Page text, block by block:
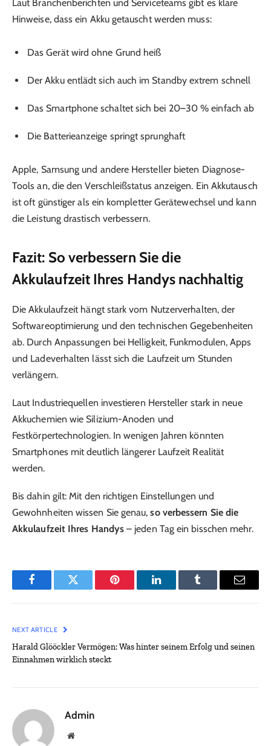
Laut Branchenberichten und Serviceteams gibt es klare
Hinweise, dass ein Akku getauscht werden muss:
Das Gerät wird ohne Grund heiß
Der Akku entlädt sich auch im Standby extrem schnell
Das Smartphone schaltet sich bei 20–30 % einfach ab
Die Batterieanzeige springt sprunghaft
Apple, Samsung und andere Hersteller bieten Diagnose-
Tools an, die den Verschleißstatus anzeigen. Ein Akkutausch
ist oft günstiger als ein kompletter Gerätewechsel und kann
die Leistung drastisch verbessern.
Fazit: So verbessern Sie die
Akkulaufzeit Ihres Handys nachhaltig
Die Akkulaufzeit hängt stark vom Nutzerverhalten, der
Softwareoptimierung und den technischen Gegebenheiten
ab. Durch Anpassungen bei Helligkeit, Funkmodulen, Apps
und Ladeverhalten lässt sich die Laufzeit um Stunden
verlängern.
Laut Industriequellen investieren Hersteller stark in neue
Akkuchemien wie Silizium-Anoden und
Festkörpertechnologien. In wenigen Jahren könnten
Smartphones mit deutlich längerer Laufzeit Realität
werden.
Bis dahin gilt: Mit den richtigen Einstellungen und
Gewohnheiten wissen Sie genau,so verbessern Sie die
Akkulaufzeit Ihres Handys – jeden Tag ein bisschen mehr.
FacebookTwitter Pinterest LinkedInTumblr Email
NEXT ARTICLE
Harald Glööckler Vermögen: Was hinter seinem Erfolg und seinen
Einnahmen wirklich steckt
Admin
Website